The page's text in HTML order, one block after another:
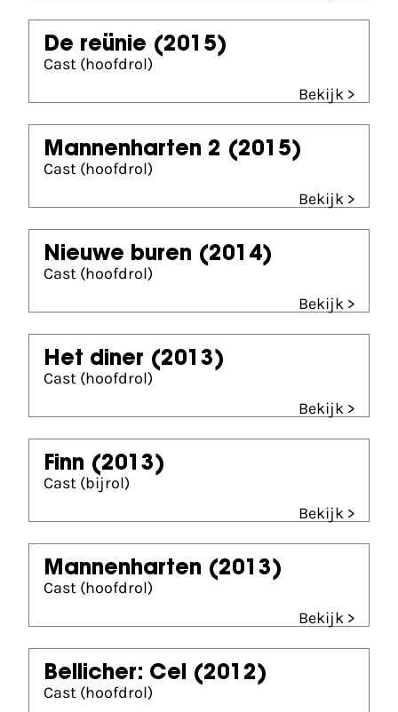
De reünie (2015)
Cast (hoofdrol)
Bekijk >
Mannenharten 2 (2015)
Cast (hoofdrol)
Bekijk >
Nieuwe buren (2014)
Cast (hoofdrol)
Bekijk >
Het diner (2013)
Cast (hoofdrol)
Bekijk >
Finn (2013)
Cast (bijrol)
Bekijk >
Mannenharten (2013)
Cast (hoofdrol)
Bekijk >
Bellicher: Cel (2012)
Cast (hoofdrol)